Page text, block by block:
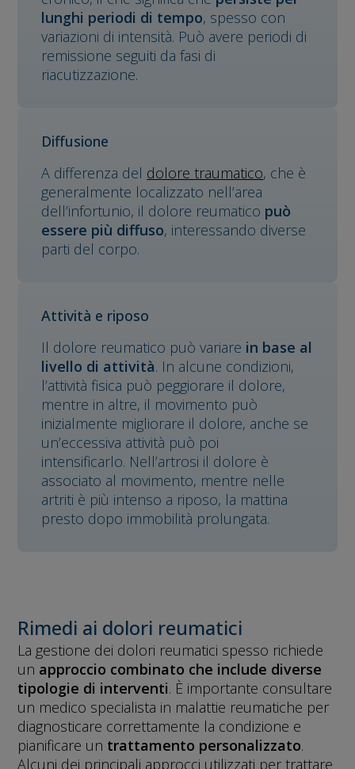
lunghi periodi di tempo, spesso con
variazioni di intensità. Può avere periodi di
remissione seguiti da fasi di
riacutizzazione.
Diffusione
A differenza del dolore traumatico, che è
generalmente localizzato nell’area
dell’infortunio, il dolore reumatico può
essere più diffuso, interessando diverse
parti del corpo.
Attività e riposo
Il dolore reumatico può variare in base al
livello di attività. In alcune condizioni,
l’attività fisica può peggiorare il dolore,
mentre in altre, il movimento può
inizialmente migliorare il dolore, anche se
un’eccessiva attività può poi
intensificarlo. Nell’artrosi il dolore è
associato al movimento, mentre nelle
artriti è più intenso a riposo, la mattina
presto dopo immobilità prolungata.
Rimedi ai dolori reumatici
La gestione dei dolori reumatici spesso richiede
un approccio combinato che include diverse
tipologie di interventi. È importante consultare
un medico specialista in malattie reumatiche per
diagnosticare correttamente la condizione e
pianificare un trattamento personalizzato.
Alcuni dei principali approcci utilizzati per trattare